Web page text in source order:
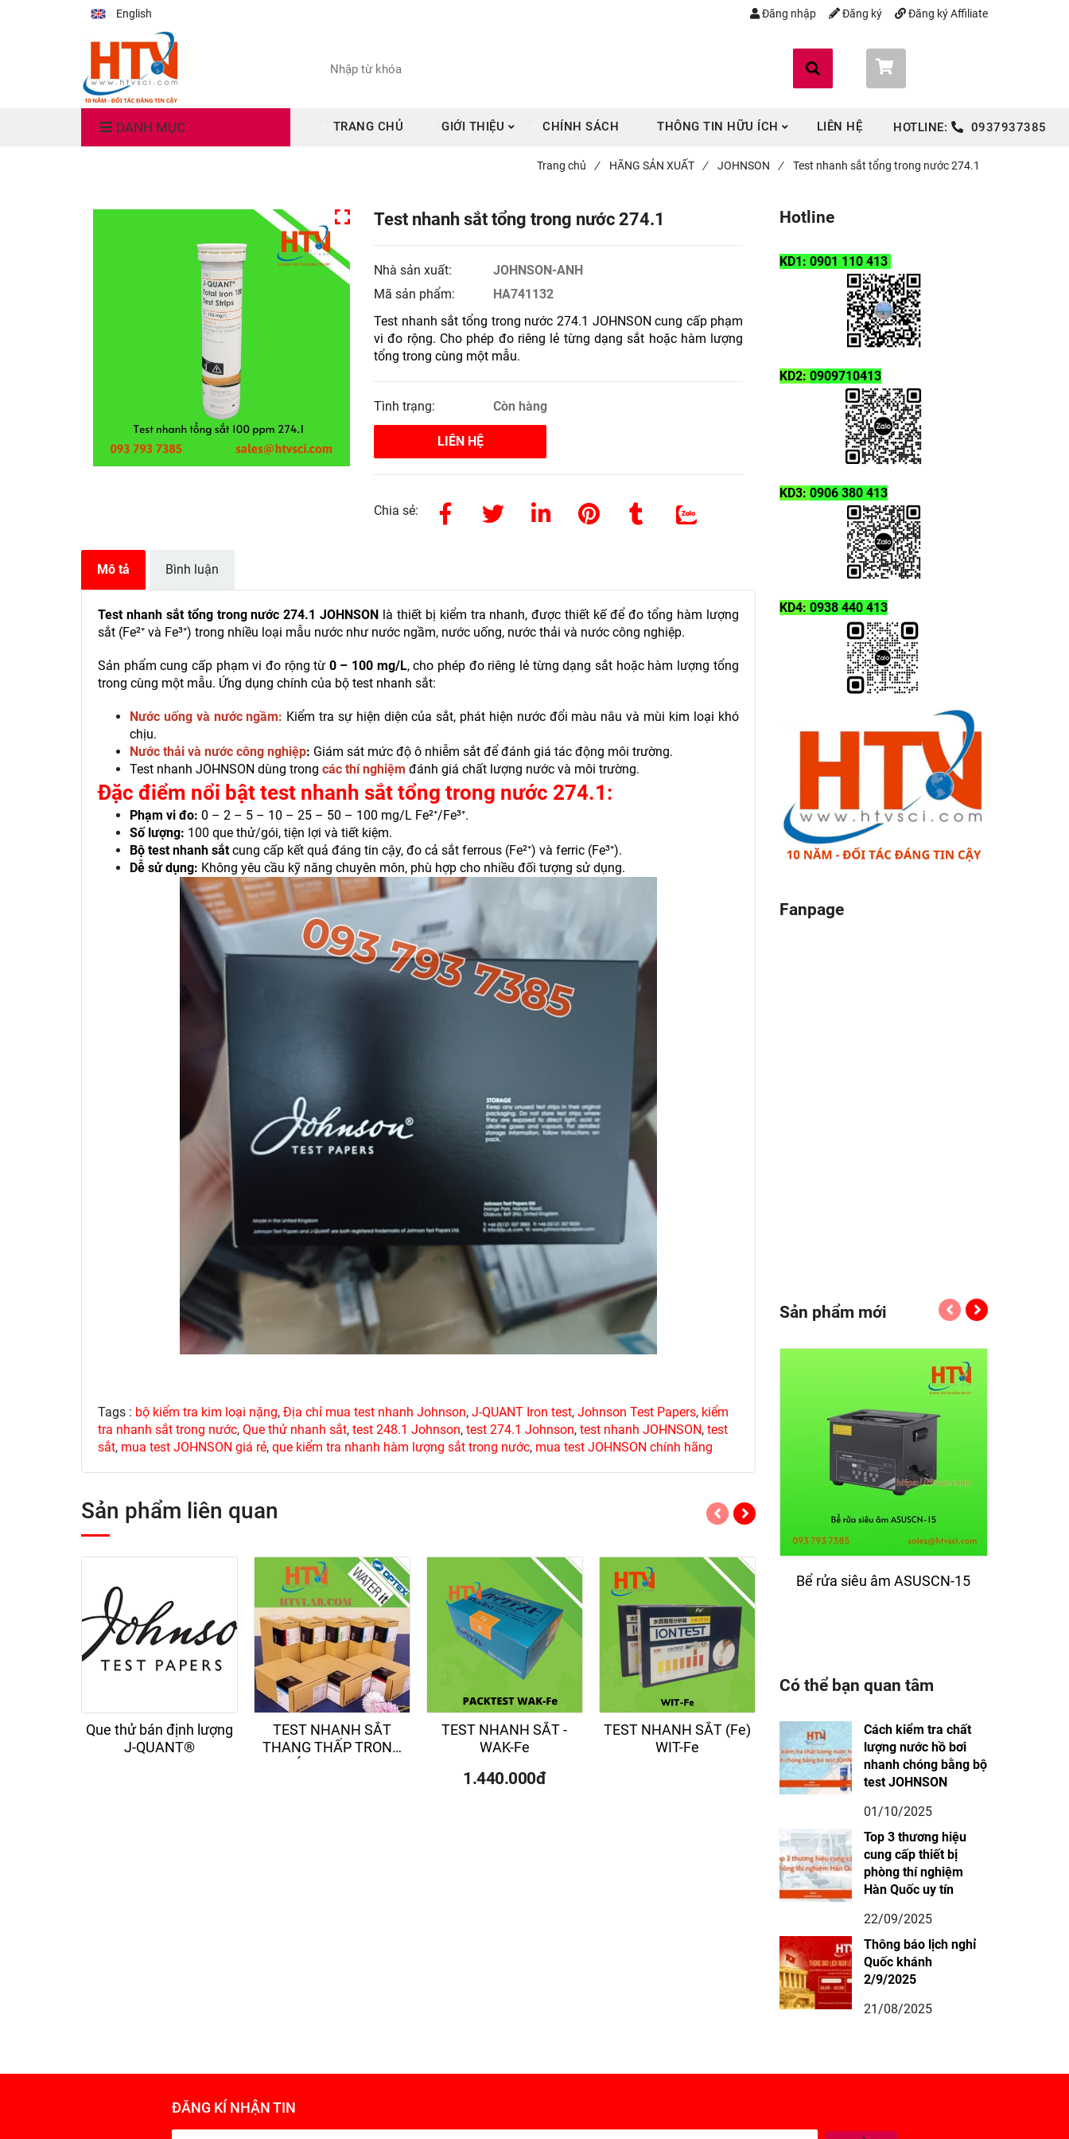
English Đăng nhập Đăng ký Đăng ký Affiliate
DANH MỤC TRANG CHỦ GIỚI THIỆU CHÍNH SÁCH THÔNG TIN HỮU ÍCH LIÊN HỆ HOTLINE: 0937937385
Trang chủ / HÃNG SẢN XUẤT / JOHNSON / Test nhanh sắt tổng trong nước 274.1
Test nhanh sắt tổng trong nước 274.1
Nhà sản xuất:
JOHNSON-ANH
Mã sản phẩm:
HA741132
Test nhanh sắt tổng trong nước 274.1 JOHNSON cung cấp phạm
vi đo rộng. Cho phép đo riêng lẻ từng dạng sắt hoặc hàm lượng
tổng trong cùng một mẫu.
Tình trạng: Còn hàng
LIÊN HỆ
Chia sẻ:
Mô tả Bình luận
Test nhanhsắttổng trong nước 274.1 JOHNSON
là thiết bị kiểm tra nhanh, được thiết kế để đo tổng hàm lượng
sắt (Fe²⁺ và Fe³⁺) trong nhiều loại mẫu nước như nước ngầm, nước uống, nước thải và nước công nghiệp.
Sản phẩm cung cấp phạm vi đo rộng từ 0 – 100 mg/L, cho phép đo riêng lẻ từng dạng sắt hoặc hàm lượng tổng
trong cùng một mẫu. Ứng dụng chính của bộ test nhanh sắt:
Nước uống và nước ngầm: Kiểm tra sự hiện diện của sắt, phát hiện nước đổi màu nâu và mùi kim loại khó
chịu.
Nước thải và nước công nghiệp: Giám sát mức độ ô nhiễm sắt để đánh giá tác động môi trường.
Test nhanh JOHNSON dùng trong các thí nghiệm đánh giá chất lượng nước và môi trường.
Đặc điểm nổi bật test nhanh sắt tổng trong nước 274.1:
Phạm vi đo: 0 – 2 – 5 – 10 – 25 – 50 – 100 mg/L Fe²⁺/Fe³⁺.
Số lượng: 100 que thử/gói, tiện lợi và tiết kiệm.
Bộ test nhanh sắtcung cấp kết quả đáng tin cậy, đo cả sắt ferrous (Fe²⁺) và ferric (Fe³⁺).
Dễ sử dụng: Không yêu cầu kỹ năng chuyên môn, phù hợp cho nhiều đối tượng sử dụng.
Tags : bộ kiểm tra kim loại nặng, Địa chỉ mua test nhanh Johnson, J-QUANT Iron test, Johnson Test Papers, kiểm
tra nhanh sắt trong nước, Que thử nhanh sắt, test 248.1 Johnson, test 274.1 Johnson, test nhanh JOHNSON, test
sắt, mua test JOHNSON giá rẻ, que kiểm tra nhanh hàm lượng sắt trong nước, mua test JOHNSON chính hãng
Sản phẩm liên quan
Que thử bán định lượng
J-QUANT®
TEST NHANH SẮT
THANG THẤP TRONG
TEST NHANH SẮT -
WAK-Fe
1.440.000đ
TEST NHANH SẮT (Fe)
WIT-Fe
Test nhanh sắt 0-500
mg/L Fe (248.1)
529.000đ
Hotline
KD1: 0901 110 413
KD2: 0909710413
KD3: 0906 380 413
KD4: 0938 440 413
Fanpage
Sản phẩm mới
Bể rửa siêu âm ASUSCN-15
Có thể bạn quan tâm
Cách kiểm tra chất
lượng nước hồ bơi
nhanh chóng bằng bộ
test JOHNSON
01/10/2025
Top 3 thương hiệu
cung cấp thiết bị
phòng thí nghiệm
Hàn Quốc uy tín
22/09/2025
Thông báo lịch nghỉ
Quốc khánh
2/9/2025
21/08/2025
ĐĂNG KÍ NHẬN TIN